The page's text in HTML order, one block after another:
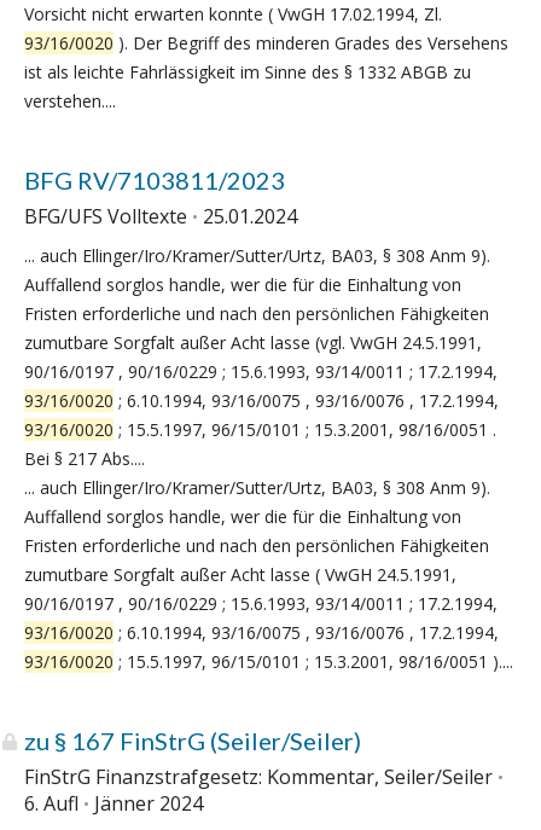
Vorsicht nicht erwarten konnte ( VwGH 17.02.1994, Zl.
93/16/0020 ). Der Begriff des minderen Grades des Versehens
ist als leichte Fahrlässigkeit im Sinne des § 1332 ABGB zu
verstehen....
BFG RV/7103811/2023
BFG/UFS Volltexte 25.01.2024
... auch Ellinger/Iro/Kramer/Sutter/Urtz, BA03, § 308 Anm 9).
Auffallend sorglos handle, wer die für die Einhaltung von
Fristen erforderliche und nach den persönlichen Fähigkeiten
zumutbare Sorgfalt außer Acht lasse (vgl. VwGH 24.5.1991,
90/16/0197 , 90/16/0229 ; 15.6.1993, 93/14/0011 ; 17.2.1994,
93/16/0020 ; 6.10.1994, 93/16/0075 , 93/16/0076 , 17.2.1994,
93/16/0020 ; 15.5.1997, 96/15/0101 ; 15.3.2001, 98/16/0051 .
Bei § 217 Abs....
... auch Ellinger/Iro/Kramer/Sutter/Urtz, BA03, § 308 Anm 9).
Auffallend sorglos handle, wer die für die Einhaltung von
Fristen erforderliche und nach den persönlichen Fähigkeiten
zumutbare Sorgfalt außer Acht lasse ( VwGH 24.5.1991,
90/16/0197 , 90/16/0229 ; 15.6.1993, 93/14/0011 ; 17.2.1994,
93/16/0020 ; 6.10.1994, 93/16/0075 , 93/16/0076 , 17.2.1994,
93/16/0020 ; 15.5.1997, 96/15/0101 ; 15.3.2001, 98/16/0051 )....
zu § 167 FinStrG (Seiler/Seiler)
FinStrG Finanzstrafgesetz: Kommentar, Seiler/Seiler
6. Aufl
Jänner 2024